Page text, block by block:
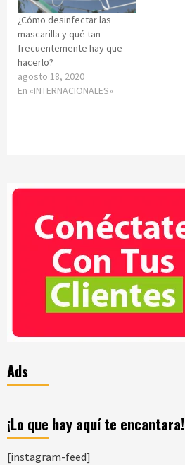
¿Cómo desinfectar las
mascarilla y qué tan
frecuentemente hay que
hacerlo?
agosto 18, 2020
En «INTERNACIONALES»
Ads
¡Lo que hay aquí te encantara!
[instagram-feed]